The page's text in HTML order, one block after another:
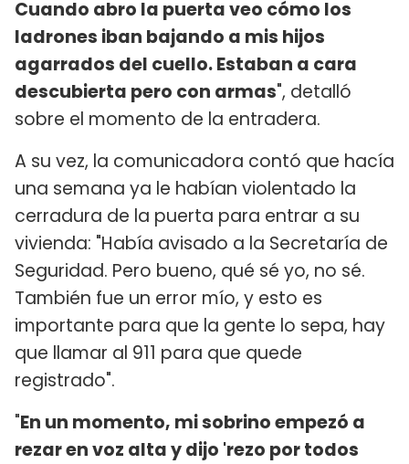
Cuando abro la puerta veo cómo los
ladrones iban bajando a mis hijos
agarrados del cuello. Estaban a cara
descubierta pero con armas", detalló
sobre el momento de la entradera.
A su vez, la comunicadora contó que hacía
una semana ya le habían violentado la
cerradura de la puerta para entrar a su
vivienda: "Había avisado a la Secretaría de
Seguridad. Pero bueno, qué sé yo, no sé.
También fue un error mío, y esto es
importante para que la gente lo sepa, hay
que llamar al 911 para que quede
registrado".
"En un momento, mi sobrino empezó a
rezar en voz alta y dijo 'rezo por todos